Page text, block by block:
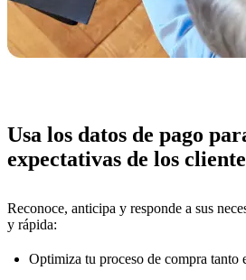
Usa los datos de pago
expectativas de los
Reconoce, anticipa y responde a sus
y rápida:
Optimiza tu proceso de compra tanto